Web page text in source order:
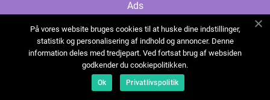
Ads
Cookies
Contact
Sitemap
På vores website bruges cookies til at huske dine indstillinger,
statistik og personalisering af indhold og annoncer. Denne
information deles med tredjepart. Ved fortsat brug af websiden
godkender du cookiepolitikken.
Ok Privatlivspolitik